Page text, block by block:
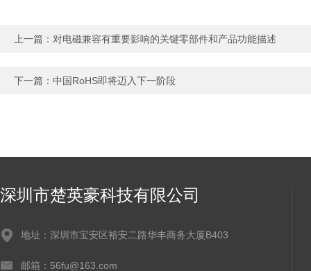
上一篇： 对电磁兼容有重要影响的关键零部件和产品功能描述
下一篇： 中国RoHS即将迈入下一阶段
深圳市楚英豪科技有限公司
地址：深圳市宝安区裕安二路华丰商务大厦B403
邮箱：56fu@163.com